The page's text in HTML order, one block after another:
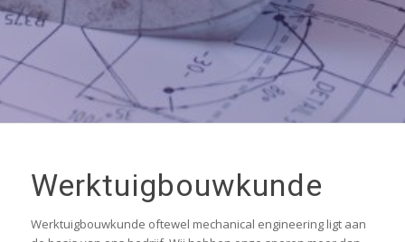
Werktuigbouwkunde
Werktuigbouwkunde oftewel mechanical engineering ligt aan